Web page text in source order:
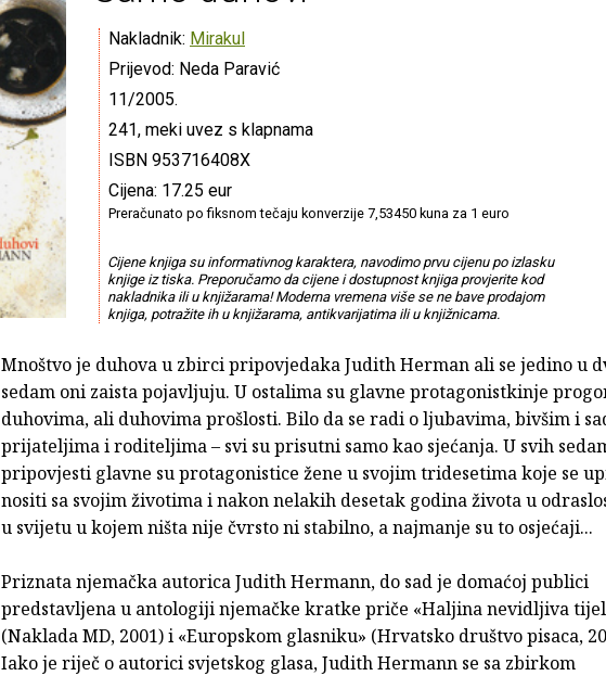
Nakladnik: Mirakul
Prijevod: Neda Paravić
11/2005.
241, meki uvez s klapnama
ISBN 953716408X
Cijena: 17.25 eur
Preračunato po fiksnom tečaju konverzije 7,53450 kuna za 1 euro
Cijene knjiga su informativnog karaktera, navodimo prvu cijenu po izlasku
knjige iz tiska. Preporučamo da cijene i dostupnost knjiga provjerite kod
nakladnika ili u knjižarama! Moderna vremena više se ne bave prodajom
knjiga, potražite ih u knjižarama, antikvarijatima ili u knjižnicama.
Mnoštvo je duhova u zbirci pripovjedaka Judith Herman ali se jedino u
sedam oni zaista pojavljuju. U ostalima su glavne protagonistkinje
duhovima, ali duhovima prošlosti. Bilo da se radi o ljubavima, bivšim i
prijateljima i roditeljima – svi su prisutni samo kao sjećanja. U svih
pripovjesti glavne su protagonistice žene u svojim tridesetima koje se
nositi sa svojim životima i nakon nelakih desetak godina života u
u svijetu u kojem ništa nije čvrsto ni stabilno, a najmanje su to osjećaji...
Priznata njemačka autorica Judith Hermann, do sad je domaćoj publici
predstavljena u antologiji njemačke kratke priče «Haljina nevidljiva
(Naklada MD, 2001) i «Europskom glasniku» (Hrvatsko društvo pisaca,
Iako je riječ o autorici svjetskog glasa, Judith Hermann se sa zbirkom